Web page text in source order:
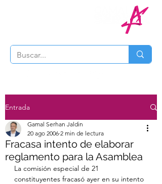
Entrada
Fracasa intento de elaborar
reglamento para la Asamblea
Gamal Serhan Jaldin
20 ago 2006 2 min de lectura
La comisión especial de 21
constituyentes fracasó ayer en su intento